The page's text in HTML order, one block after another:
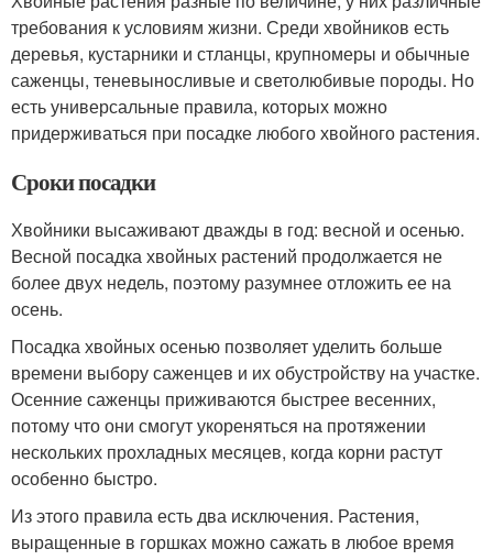
требования к условиям жизни. Среди хвойников есть
деревья, кустарники и стланцы, крупномеры и обычные
саженцы, теневыносливые и светолюбивые породы. Но
есть универсальные правила, которых можно
придерживаться при посадке любого хвойного растения.
Сроки посадки
Хвойники высаживают дважды в год: весной и осенью.
Весной посадка хвойных растений продолжается не
более двух недель, поэтому разумнее отложить ее на
осень.
Посадка хвойных осенью позволяет уделить больше
времени выбору саженцев и их обустройству на участке.
Осенние саженцы приживаются быстрее весенних,
потому что они смогут укореняться на протяжении
нескольких прохладных месяцев, когда корни растут
особенно быстро.
Из этого правила есть два исключения. Растения,
выращенные в горшках можно сажать в любое время